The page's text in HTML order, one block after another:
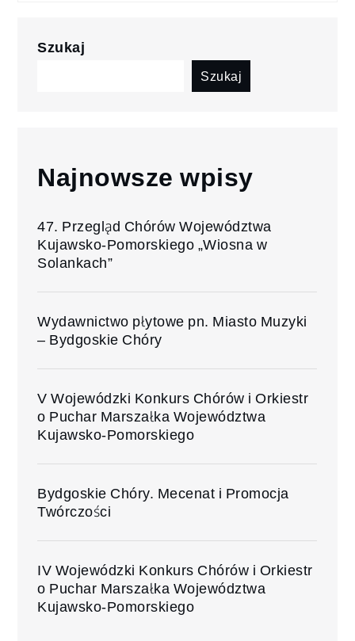
Szukaj
Szukaj
Najnowsze wpisy
47. Przegląd Chórów Województwa
Kujawsko-Pomorskiego „Wiosna w
Solankach”
Wydawnictwo płytowe pn. Miasto Muzyki
– Bydgoskie Chóry
V Wojewódzki Konkurs Chórów i Orkiestr
o Puchar Marszałka Województwa
Kujawsko-Pomorskiego
Bydgoskie Chóry. Mecenat i Promocja
Twórczości
IV Wojewódzki Konkurs Chórów i Orkiestr
o Puchar Marszałka Województwa
Kujawsko-Pomorskiego